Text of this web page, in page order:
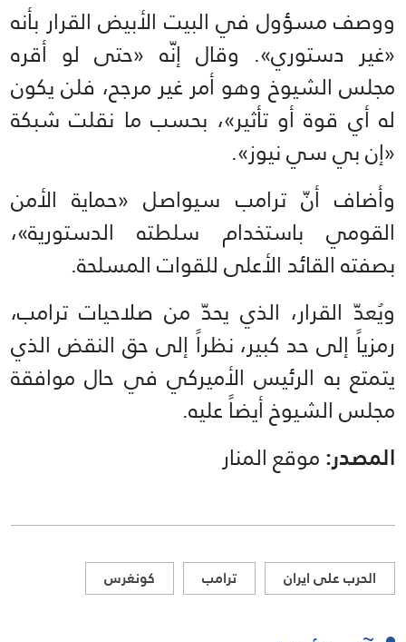
ووصف مسؤول في البيت الأبيض القرار بأنه
«غير دستوري». وقال إنّه «حتى لو أقره
مجلس الشيوخ وهو أمر غير مرجح، فلن يكون
له أي قوة أو تأثير»، بحسب ما نقلت شبكة
«إن بي سي نيوز».
وأضاف أنّ ترامب سيواصل «حماية الأمن
القومي باستخدام سلطته الدستورية»،
بصفته القائد الأعلى للقوات المسلحة.
ويُعدّ القرار، الذي يحدّ من صلاحيات ترامب،
رمزياً إلى حد كبير، نظراً إلى حق النقض الذي
يتمتع به الرئيس الأميركي في حال موافقة
مجلس الشيوخ أيضاً عليه.
المصدر:موقع المنار
الحرب على ايران ترامب كونغرس